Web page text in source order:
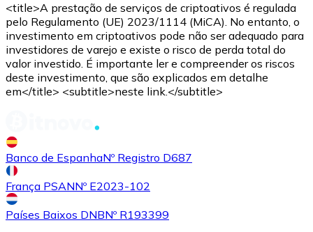
Comprar com transferência bancária
Cartão de crédito / débito
Use cartões Visa e Mastercard para comprar
Comprar com cartão
Compre cartões-presente das suas marcas favoritas
Ir para a loja de cartões-presente
<title>A prestação de serviços de criptoativos é regulada
pelo Regulamento (UE) 2023/1114 (MiCA). No entanto, o
investimento em criptoativos pode não ser adequado para
investidores de varejo e existe o risco de perda total do
valor investido. É importante ler e compreender os riscos
deste investimento, que são explicados em detalhe
em</title> <subtitle>neste link.</subtitle>
Banco de EspanhaNº Registro D687
França PSANNº E2023-102
Países Baixos DNBNº R193399